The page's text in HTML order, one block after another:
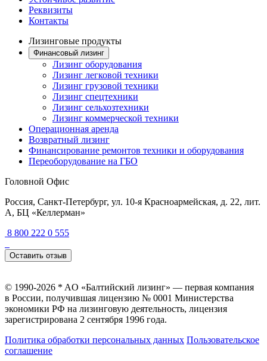
Реквизиты
Контакты
Лизинговые продукты
Финансовый лизинг
Лизинг оборудования
Лизинг легковой техники
Лизинг грузовой техники
Лизинг спецтехники
Лизинг сельхозтехники
Лизинг коммерческой техники
Операционная аренда
Возвратный лизинг
Финансирование ремонтов техники и оборудования
Переоборудование на ГБО
Головной Офис
Россия, Санкт-Петербург, ул. 10-я Красноармейская, д. 22, лит.
А, БЦ «Келлерман»
8 800 222 0 555
Оставить отзыв
© 1990-2026 * AO «Балтийский лизинг» — первая компания
в России, получившая лицензию № 0001 Министерства
экономики РФ на лизинговую деятельность, лицензия
зарегистрирована 2 сентября 1996 года.
Политика обработки персональных данных Пользовательское
соглашение